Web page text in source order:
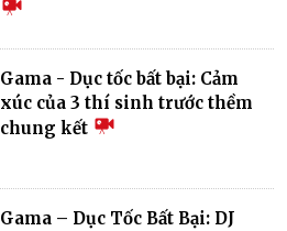
Gama - Dục tốc bất bại: Cảm
xúc của 3 thí sinh trước thềm
chung kết
Gama – Dục Tốc Bất Bại: DJ